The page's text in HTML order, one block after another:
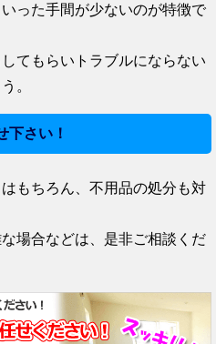
った手間が少ないのが特徴で
てもらいトラブルにならない
。
下さい！
もちろん、不用品の処分も対
場合などは、是非ご相談くだ